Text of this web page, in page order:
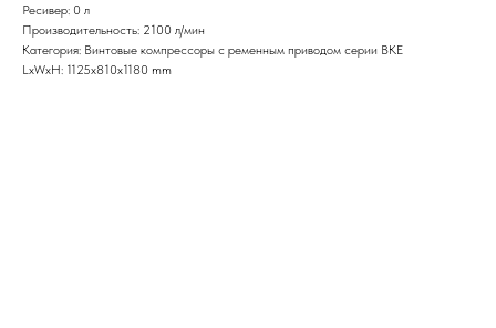
Ресивер: 0 л
Производительность: 2100 л/мин
Категория: Винтовые компрессоры с ременным приводом серии ВКЕ
LxWxH: 1125x810x1180 mm